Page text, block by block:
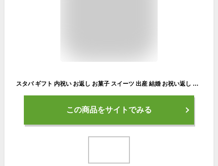
スタバ ギフト 内祝い お返し お菓子 スイーツ 出産 結婚 お祝い返し 送料無料 出産内祝い 結婚内祝い 香典返し プレゼント 女性 スターバックス コーヒー パウンドケーキ セット 2個入 おしゃれ 詰め合わせ 焼き菓子 洋菓子 高級 新築祝い お礼 (あす楽)
この商品をサイトでみる